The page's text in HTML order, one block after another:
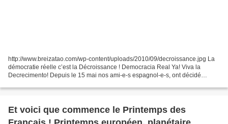
http://www.breizatao.com/wp-content/uploads/2010/09/decroissance.jpg La
démocratie réelle c’est la Décroissance ! Democracia Real Ya! Viva la
Decrecimento! Depuis le 15 mai nos ami-e-s espagnol-e-s, ont décidé
Et voici que commence le Printemps des